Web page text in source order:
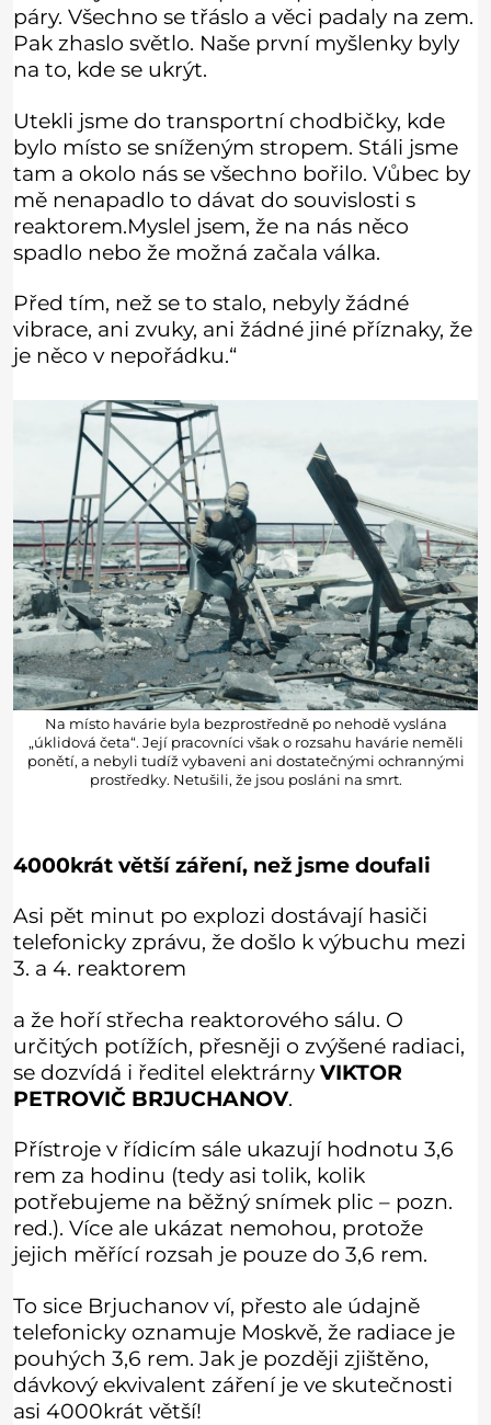
páry. Všechno se třáslo a věci padaly na zem.
Pak zhaslo světlo. Naše první myšlenky byly
na to, kde se ukrýt.
Utekli jsme do transportní chodbičky, kde
bylo místo se sníženým stropem. Stáli jsme
tam a okolo nás se všechno bořilo. Vůbec by
mě nenapadlo to dávat do souvislosti s
reaktorem.Myslel jsem, že na nás něco
spadlo nebo že možná začala válka.
Před tím, než se to stalo, nebyly žádné
vibrace, ani zvuky, ani žádné jiné příznaky, že
je něco v nepořádku.“
Na místo havárie byla bezprostředně po nehodě vyslána
„úklidová četa“. Její pracovníci však o rozsahu havárie neměli
ponětí, a nebyli tudíž vybaveni ani dostatečnými ochrannými
prostředky. Netušili, že jsou posláni na smrt.
4000krát větší záření, než jsme doufali
Asi pět minut po explozi dostávají hasiči
telefonicky zprávu, že došlo k výbuchu mezi
3. a 4. reaktorem
a že hoří střecha reaktorového sálu. O
určitých potížích, přesněji o zvýšené radiaci,
se dozvídá i ředitel elektrárny VIKTOR
PETROVIČ BRJUCHANOV.
Přístroje v řídicím sále ukazují hodnotu 3,6
rem za hodinu (tedy asi tolik, kolik
potřebujeme na běžný snímek plic – pozn.
red.). Více ale ukázat nemohou, protože
jejich měřící rozsah je pouze do 3,6 rem.
To sice Brjuchanov ví, přesto ale údajně
telefonicky oznamuje Moskvě, že radiace je
pouhých 3,6 rem. Jak je později zjištěno,
dávkový ekvivalent záření je ve skutečnosti
asi 4000krát větší!